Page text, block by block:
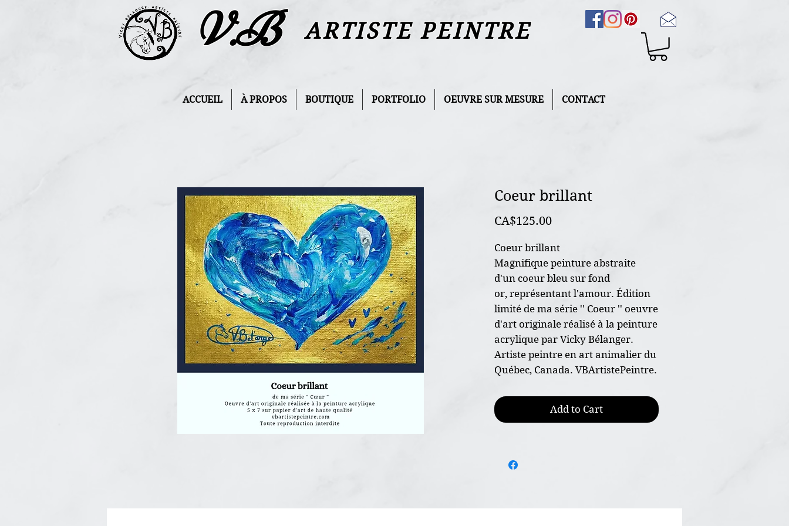
V.B ARTISTE PEINTRE
ACCUEIL À PROPOS BOUTIQUE PORTFOLIO OEUVRE SUR MESURE CONTACT
Coeur brillant
CA$125.00Price
Coeur brillant
Magnifique peinture abstraite
d'un coeur bleu sur fond
or, représentant l'amour. Édition
limité de ma série '' Coeur '' oeuvre
d'art originale réalisé à la peinture
acrylique par Vicky Bélanger.
Artiste peintre en art animalier du
Québec, Canada. VBArtistePeintre.
* Oeuvre originale peint à la main
* Dimension 5"x7"
* Peinture acrylique et vernis
Add to Cart